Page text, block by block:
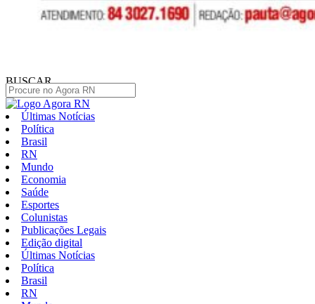
BUSCAR
Últimas Notícias
Política
Brasil
RN
Mundo
Economia
Saúde
Esportes
Colunistas
Publicações Legais
Edição digital
Últimas Notícias
Política
Brasil
RN